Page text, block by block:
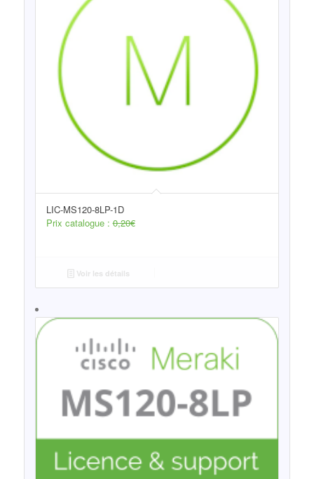
LIC-MS120-8LP-1D
Prix catalogue :0,20€
Voir les détails